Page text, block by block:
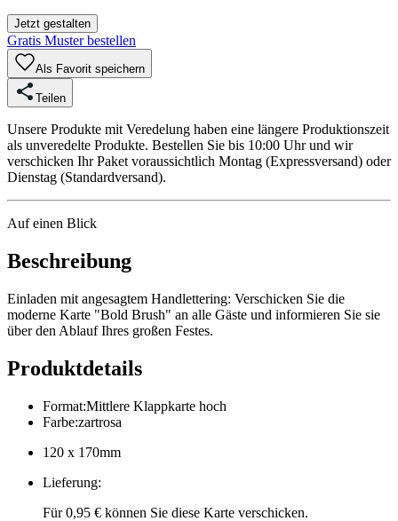
Jetzt gestalten
Gratis Muster bestellen
Als Favorit speichern
Teilen
Unsere Produkte mit Veredelung haben eine längere Produktionszeit
als unveredelte Produkte. Bestellen Sie bis 10:00 Uhr und wir
verschicken Ihr Paket voraussichtlich Montag (Expressversand) oder
Dienstag (Standardversand).
Auf einen Blick
Beschreibung
Einladen mit angesagtem Handlettering: Verschicken Sie die
moderne Karte "Bold Brush" an alle Gäste und informieren Sie sie
über den Ablauf Ihres großen Festes.
Produktdetails
Format:Mittlere Klappkarte hoch
Farbe:zartrosa
120 x 170mm
Lieferung:
Für 0,95 € können Sie diese Karte verschicken.